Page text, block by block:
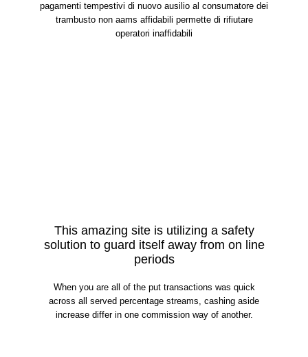
pagamenti tempestivi di nuovo ausilio al consumatore dei
trambusto non aams affidabili permette di rifiutare
operatori inaffidabili
This amazing site is utilizing a safety
solution to guard itself away from on line
periods
When you are all of the put transactions was quick
across all served percentage streams, cashing aside
increase differ in one commission way of another.